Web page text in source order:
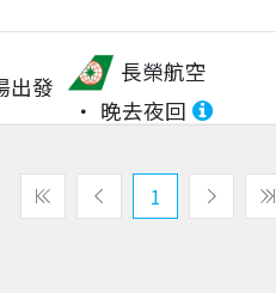
出發
長榮航空
晚去夜回
1